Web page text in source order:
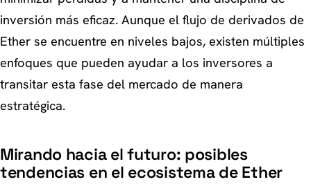
inversión más eficaz. Aunque el flujo de derivados de
Ether se encuentre en niveles bajos, existen múltiples
enfoques que pueden ayudar a los inversores a
transitar esta fase del mercado de manera
estratégica.
Mirando hacia el futuro: posibles
tendencias en el ecosistema de Ether